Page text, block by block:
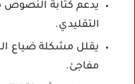
يدعم كتابة النصوص
التقليدي.
يقلل مشكلة ضياع
مفاجئ.